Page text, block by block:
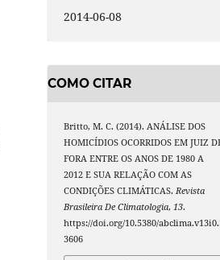
2014-06-08
COMO CITAR
Britto, M. C. (2014). ANÁLISE DOS
HOMICÍDIOS OCORRIDOS EM JUIZ
FORA ENTRE OS ANOS DE 1980 A
2012 E SUA RELAÇÃO COM AS
CONDIÇÕES CLIMÁTICAS. Revista
Brasileira De Climatologia, 13.
https://doi.org/10.5380/
3606